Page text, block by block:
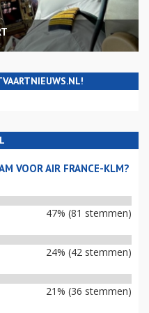
VOOR AIR FRANCE-KLM?
47% (81 stemmen)
24% (42 stemmen)
21% (36 stemmen)